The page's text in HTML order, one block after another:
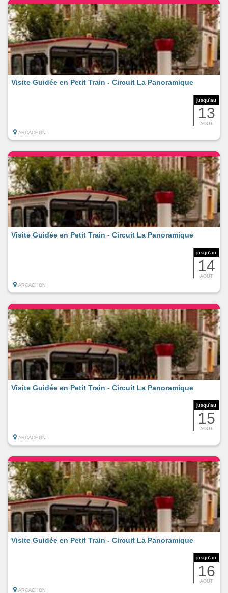
jusqu'au
13
AOUT
Visite Guidée en Petit Train - Circuit La Panoramique
ARCACHON
jusqu'au
14
AOUT
Visite Guidée en Petit Train - Circuit La Panoramique
ARCACHON
jusqu'au
15
AOUT
Visite Guidée en Petit Train - Circuit La Panoramique
ARCACHON
jusqu'au
16
AOUT
Visite Guidée en Petit Train - Circuit La Panoramique
ARCACHON